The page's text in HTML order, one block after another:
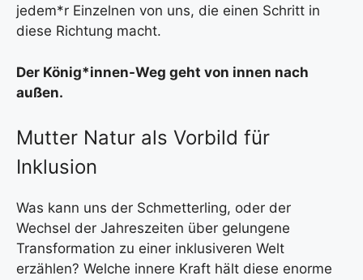
jedem*r Einzelnen von uns, die einen Schritt in
diese Richtung macht.
Der König*innen-Weg geht von innen nach
außen.
Mutter Natur als Vorbild für
Inklusion
Was kann uns der Schmetterling, oder der
Wechsel der Jahreszeiten über gelungene
Transformation zu einer inklusiveren Welt
erzählen? Welche innere Kraft hält diese enorme